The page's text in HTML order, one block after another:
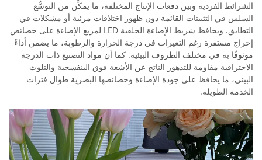
الشرائط الفردية وبين دفعات الإنتاج المختلفة، ما يمكِّن من التوسُّع
السلس في التثبيتات القائمة دون ظهور اختلافات مرئية أو مشكلات في
التطابق. ويحافظ شريط الإضاءة الخلفية LED لمربع الإضاءة على خصائص
إخراج مستقرة رغم التغيرات في درجة الحرارة والرطوبة، ما يضمن أداءً
موثوقًا به في مختلف الظروف البيئية. كما أن مواد التصنيع ذات الدرجة
الاحترافية مقاومة للتدهور الناتج عن الأشعة فوق البنفسجية والتلوث
البيئي، ما يحافظ على جودة الإضاءة وخصائصها البصرية طوال فترات
الخدمة الطويلة.